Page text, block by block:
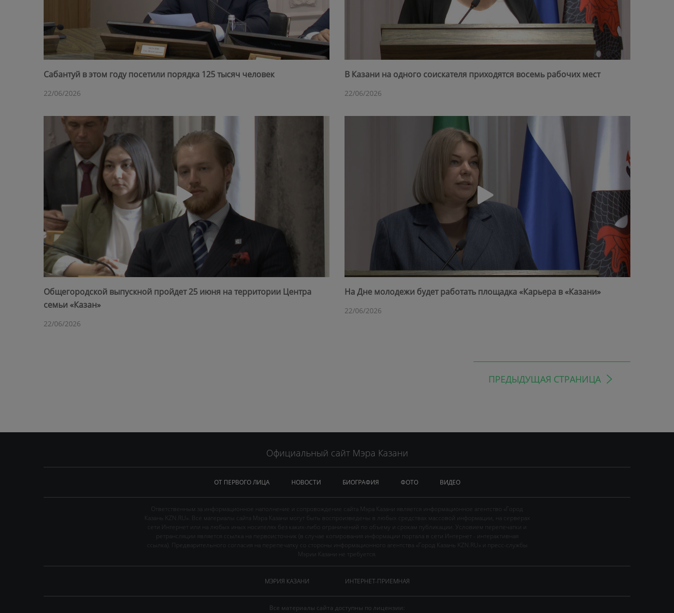
Сабантуй в этом году посетили порядка 125 тысяч человек
22/06/2026
В Казани на одного соискателя приходятся восемь рабочих мест
22/06/2026
Общегородской выпускной пройдет 25 июня на территории Центра
семьи «Казан»
22/06/2026
На Дне молодежи будет работать площадка «Карьера в «Казани»
22/06/2026
ПРЕДЫДУЩАЯ СТРАНИЦА
Официальный сайт Мэра Казани
ОТ ПЕРВОГО ЛИЦА НОВОСТИ БИОГРАФИЯ ФОТО ВИДЕО
Ответственным за информационное наполнение и сопровождение сайта Мэра Казани является информационное агентство «Город
Казань KZN.RU». Все материалы сайта Мэра Казани могут быть воспроизведены в любых средствах массовой информации, на серверах
сети Интернет или на любых иных носителях без каких-либо ограничений по объему и срокам публикации. Условием перепечатки и
ретрансляции является ссылка на первоисточник (в случае копирования информации портала в сети Интернет - интерактивная
ссылка). Предварительного согласия на перепечатку со стороны информационного агентства «Город Казань KZN.RU» и пресс-службы
Мэрии Казани не требуется.
МЭРИЯ КАЗАНИ ИНТЕРНЕТ-ПРИЕМНАЯ
Все материалы сайта доступны по лицензии: